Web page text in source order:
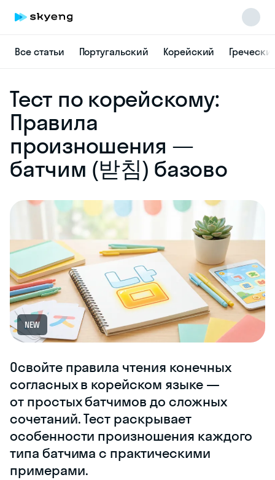
Все статьи Португальский Корейский
Тест по корейскому:
Правила
произношения —
батчим (받침) базово
NEW
Освойте правила чтения конечных
согласных в корейском языке —
от простых батчимов до сложных
сочетаний. Тест раскрывает
особенности произношения каждого
типа батчима с практическими
примерами.
online